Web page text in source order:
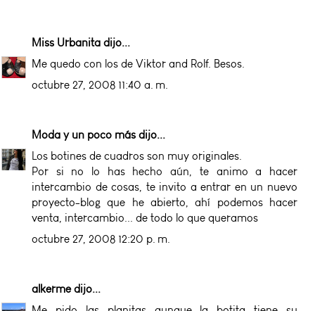
Miss Urbanita dijo...
Me quedo con los de Viktor and Rolf. Besos.
octubre 27, 2008 11:40 a. m.
Moda y un poco más dijo...
Los botines de cuadros son muy originales.
Por si no lo has hecho aún, te animo a hacer
intercambio de cosas, te invito a entrar en un nuevo
proyecto-blog que he abierto, ahí podemos hacer
venta, intercambio... de todo lo que queramos
octubre 27, 2008 12:20 p. m.
alkermedijo...